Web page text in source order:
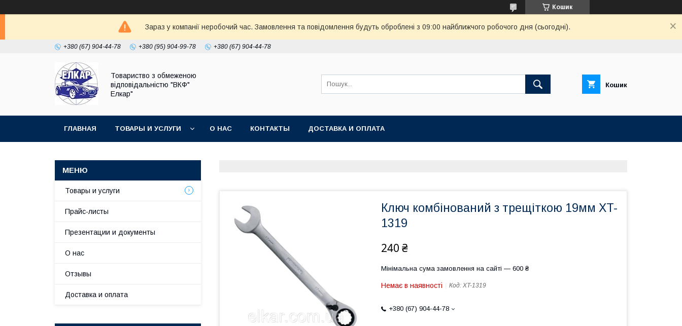
Кошик
Зараз у компанії неробочий час. Замовлення та повідомлення будуть оброблені з 09:00 найближчого робочого дня (сьогодні).
+380 (67) 904-44-78 +380 (95) 904-99-78 +380 (67) 904-44-78
Товариство з обмеженою
відповідальністю "ВКФ"
Елкар"
Кошик
ГЛАВНАЯ ТОВАРЫ И УСЛУГИ О НАС КОНТАКТЫ ДОСТАВКА И ОПЛАТА
Ключ комбінований з трещіткою 19мм XT-
1319
240 ₴
Мінімальна сума замовлення на сайті — 600 ₴
Немає в наявності Код: XT-1319
+380 (67) 904-44-78
Товары и услуги
Прайс-листы
Презентации и документы
О нас
Отзывы
Доставка и оплата